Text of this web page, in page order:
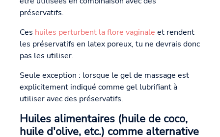
préservatifs.
Ces huiles perturbent la flore vaginale et rendent
les préservatifs en latex poreux, tu ne devrais donc
pas les utiliser.
Seule exception : lorsque le gel de massage est
explicitement indiqué comme gel lubrifiant à
utiliser avec des préservatifs.
Huiles alimentaires (huile de coco,
huile d'olive, etc.) comme alternative